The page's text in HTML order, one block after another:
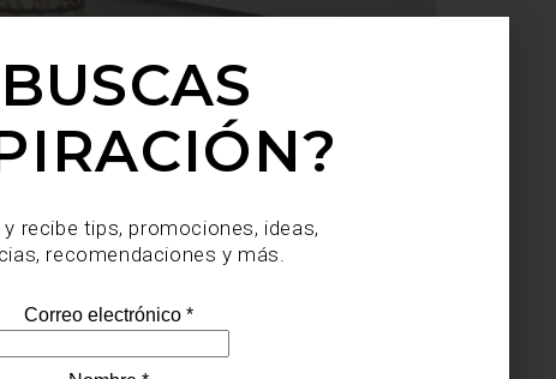
recibe tips, promociones, ideas,
recomendaciones y más.